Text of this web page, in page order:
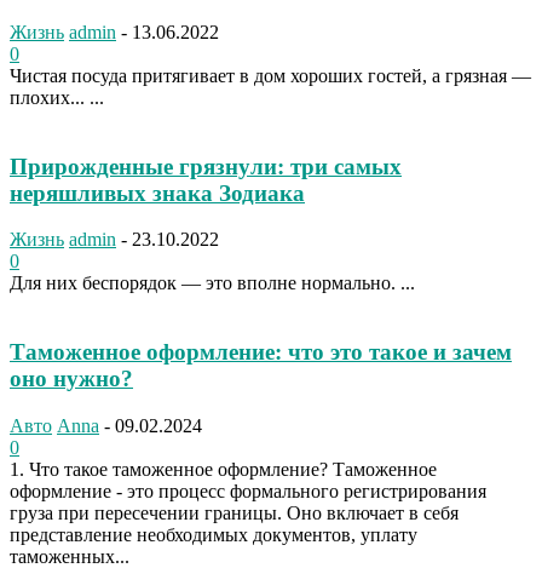
Жизнь admin - 13.06.2022
0
Чистая посуда притягивает в дом хороших гостей, а грязная —
плохих... ...
Прирожденные грязнули: три самых
неряшливых знака Зодиака
Жизнь admin - 23.10.2022
0
Для них беспорядок — это вполне нормально. ...
Таможенное оформление: что это такое и зачем
оно нужно?
Авто Anna - 09.02.2024
0
1. Что такое таможенное оформление? Таможенное
оформление - это процесс формального регистрирования
груза при пересечении границы. Оно включает в себя
представление необходимых документов, уплату
таможенных...